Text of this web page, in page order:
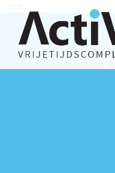
Rutterweg